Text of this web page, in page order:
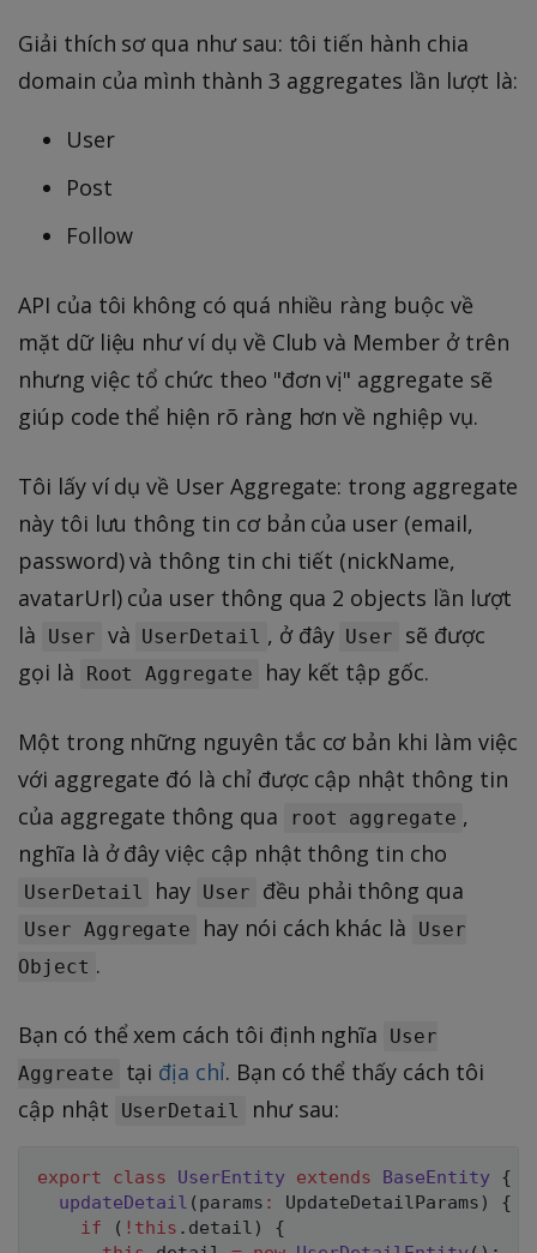
Giải thích sơ qua như sau: tôi tiến hành chia
domain của mình thành 3 aggregates lần lượt là:
User
Post
Follow
API của tôi không có quá nhiều ràng buộc về
mặt dữ liệu như ví dụ về Club và Member ở trên
nhưng việc tổ chức theo "đơn vị" aggregate sẽ
giúp code thể hiện rõ ràng hơn về nghiệp vụ.
Tôi lấy ví dụ về User Aggregate: trong aggregate
này tôi lưu thông tin cơ bản của user (email,
password) và thông tin chi tiết (nickName,
avatarUrl) của user thông qua 2 objects lần lượt
là
User và UserDetail , ở đây User
sẽ được
gọi là
Root Aggregate hay kết tập gốc.
Một trong những nguyên tắc cơ bản khi làm việc
với aggregate đó là chỉ được cập nhật thông tin
của aggregate thông qua
root aggregate ,
nghĩa là ở đây việc cập nhật thông tin cho
UserDetail hay User đều phải thông qua
User Aggregate hay nói cách khác là
User
Object .
Bạn có thể xem cách tôi định nghĩa
User
Aggreate
tại địa chỉ. Bạn có thể thấy cách tôi
cập nhật
UserDetail như sau:
export class UserEntity extends BaseEntity
{
updateDetail ( params : UpdateDetailParams )
{
if
( ! this . detail )
{